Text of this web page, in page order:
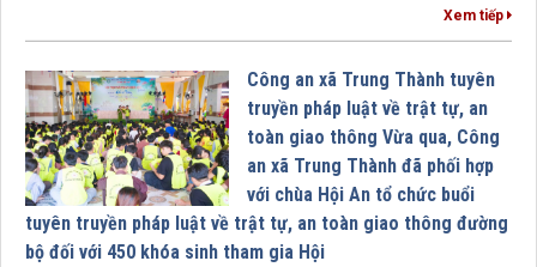
Xem tiếp
Công an xã Trung Thành tuyên
truyền pháp luật về trật tự, an
toàn giao thông Vừa qua, Công
an xã Trung Thành đã phối hợp
với chùa Hội An tổ chức buổi
tuyên truyền pháp luật về trật tự, an toàn giao thông đường
bộ đối với 450 khóa sinh tham gia Hội